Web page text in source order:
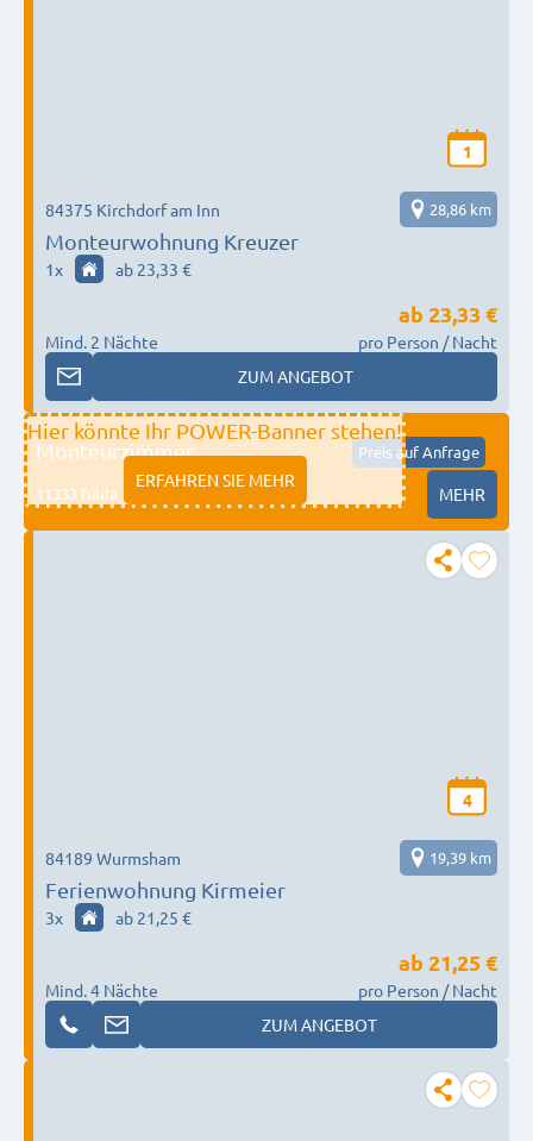
1
Monteurwohnung Kreuzer
84375 Kirchdorf am Inn 28,86 km
1x ab 23,33 €
Mind. 2 Nächte
ab 23,33 €
pro Person / Nacht
ZUM ANGEBOT
Hier könnte Ihr POWER-Banner stehen!
ERFAHREN SIE MEHR
Monteurzimmer Preis auf Anfrage
11333 fulda MEHR
4
Ferienwohnung Kirmeier
84189 Wurmsham 19,39 km
3x ab 21,25 €
Mind. 4 Nächte
ab 21,25 €
pro Person / Nacht
ZUM ANGEBOT